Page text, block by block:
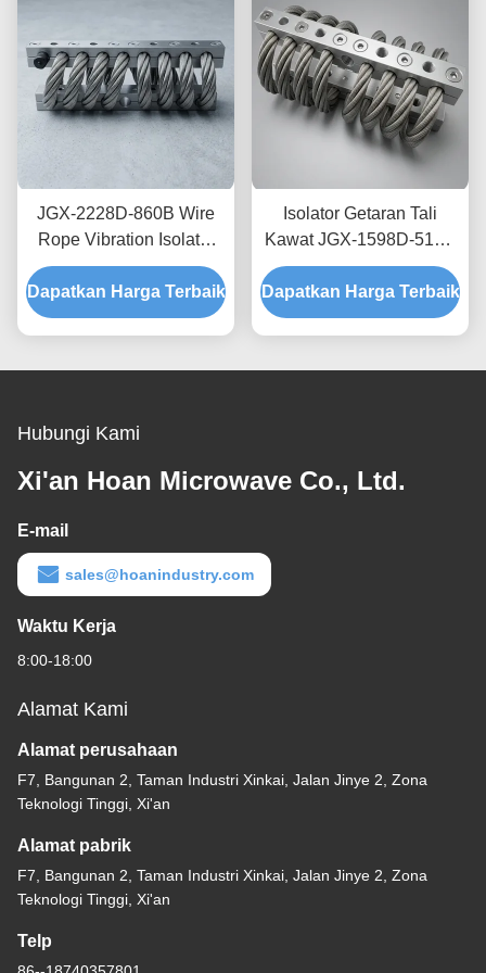
JGX-2228D-860B Wire
Rope Vibration Isolator
Rapid Prototyping Quick
Assembly Disesuaikan
Shock Mount
Dapatkan Harga Terbaik
Isolator Getaran Tali
Kawat JGX-1598D-515B
Menyediakan Kapasitas
Beban Terukur dan
Isolasi Kebisingan yang
Dapatkan Harga Terbaik
Hubungi Kami
Xi'an Hoan Microwave Co., Ltd.
E-mail
sales@hoanindustry.com
Waktu Kerja
8:00-18:00
Alamat Kami
Alamat perusahaan
F7, Bangunan 2, Taman Industri Xinkai, Jalan Jinye 2, Zona
Teknologi Tinggi, Xi'an
Alamat pabrik
F7, Bangunan 2, Taman Industri Xinkai, Jalan Jinye 2, Zona
Teknologi Tinggi, Xi'an
Telp